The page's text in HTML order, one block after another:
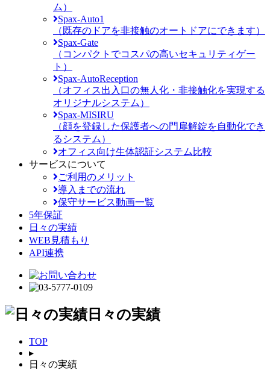
ム）
Spax-Auto1
（既存のドアを非接触のオートドアにできます）
Spax-Gate
（コンパクトでコスパの高いセキュリティゲー
ト）
Spax-AutoReception
（オフィス出入口の無人化・非接触化を実現する
オリジナルシステム）
Spax-MISIRU
（顔を登録した保護者への門扉解錠を自動化でき
るシステム）
オフィス向け生体認証システム比較
サービスについて
ご利用のメリット
導入までの流れ
保守サービス動画一覧
5年保証
日々の実績
WEB見積もり
API連携
日々の実績
TOP
▸
日々の実績